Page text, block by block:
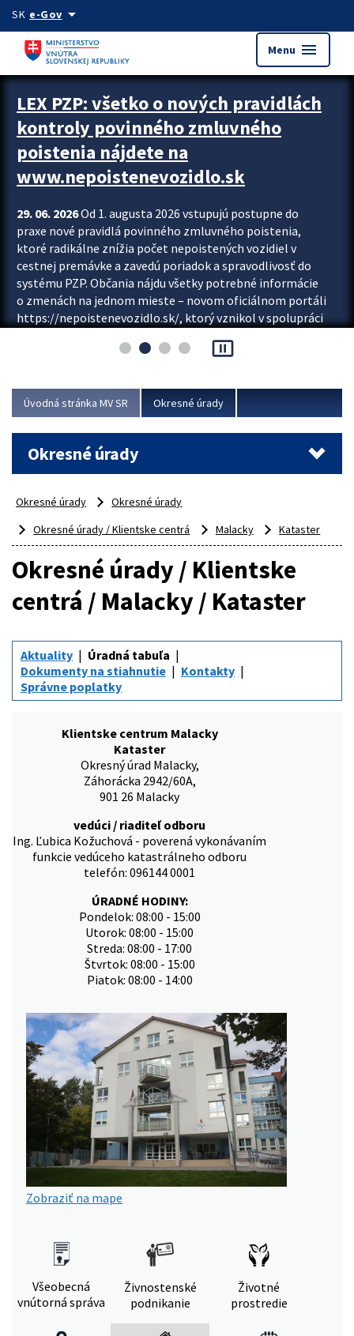
Preskocit na hlavný obsah
SK e-Govarrow_drop_down
Menu menu
Zastavit automatický posun upútavok
LEX PZP: všetko o nových pravidlách
kontroly povinného zmluvného
poistenia nájdete na
www.nepoistenevozidlo.sk
29. 06. 2026Od 1. augusta 2026 vstupujú postupne do
praxe nové pravidlá povinného zmluvného poistenia,
ktoré radikálne znížia počet nepoistených vozidiel v
cestnej premávke a zavedú poriadok a spravodlivosť do
systému PZP. Občania nájdu všetky potrebné informácie
o zmenách na jednom mieste – novom oficiálnom portáli
https://nepoistenevozidlo.sk/, ktorý vznikol v spolupráci
asociácie poisťovní (SLASPO) a Ministerstva vnútra SR.
Viac
pause_presentation
Úvodná stránka MV SR Okresné úrady
Okresné úrady
Okresné úrady
Okresné úrady
Okresné úrady / Klientske centrá
Malacky Kataster
Okresné úrady / Klientske
centrá / Malacky / Kataster
Aktuality
Úradná tabuľa
Dokumenty na stiahnutie
Kontakty
Správne poplatky
Klientske centrum Malacky
Kataster
Okresný úrad Malacky,
Záhorácka 2942/60A,
901 26 Malacky
vedúci / riaditeľ odboru
Ing. Ľubica Kožuchová - poverená vykonávaním
funkcie vedúceho katastrálneho odboru
telefón: 096144 0001
ÚRADNÉ HODINY:
Pondelok: 08:00 - 15:00
Utorok: 08:00 - 15:00
Streda: 08:00 - 17:00
Štvrtok: 08:00 - 15:00
Piatok: 08:00 - 14:00
Zobraziť na mape
Všeobecná
vnútorná správa
Živnostenské
podnikanie
Životné
prostredie